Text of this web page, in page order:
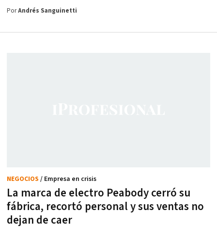
PorAndrés Sanguinetti
La marca de electro Peabody cerró su
fábrica, recortó personal y sus ventas no
dejan de caer
NEGOCIOS / Empresa en crisis